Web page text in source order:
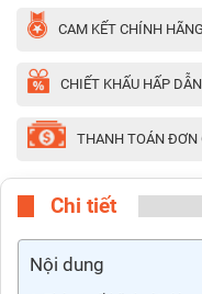
CAM KẾT CHÍNH HÃNG
CHIẾT KHẤU HẤP DẪN
THANH TOÁN ĐƠN
Chi tiết
Nội dung